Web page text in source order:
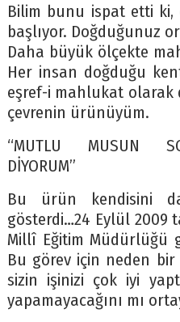
Bilim bunu ispat etti ki,
başlıyor. Doğduğunuz
Daha büyük ölçekte
Her insan doğduğu
eşref-i mahlukat olarak
çevrenin ürünüyüm.
“MUTLU MUSUN
DİYORUM”
Bu ürün kendisini
gösterdi…24 Eylül
Millî Eğitim Müdürlüğü
Bu görev için neden bir
sizin işinizi çok iyi
yapamayacağını mı